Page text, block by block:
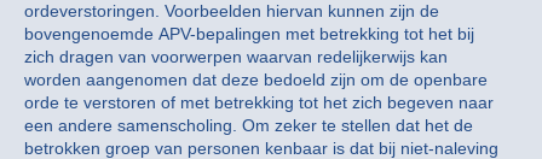
ordeverstoringen. Voorbeelden hiervan kunnen zijn de
bovengenoemde APV-bepalingen met betrekking tot het bij
zich dragen van voorwerpen waarvan redelijkerwijs kan
worden aangenomen dat deze bedoeld zijn om de openbare
orde te verstoren of met betrekking tot het zich begeven naar
een andere samenscholing. Om zeker te stellen dat het de
betrokken groep van personen kenbaar is dat bij niet-naleving